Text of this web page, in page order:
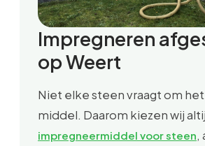
Impregneren
op Weert
Niet elke steen vraagt om
middel. Daarom kiezen wij
impregneermiddel voor steen,